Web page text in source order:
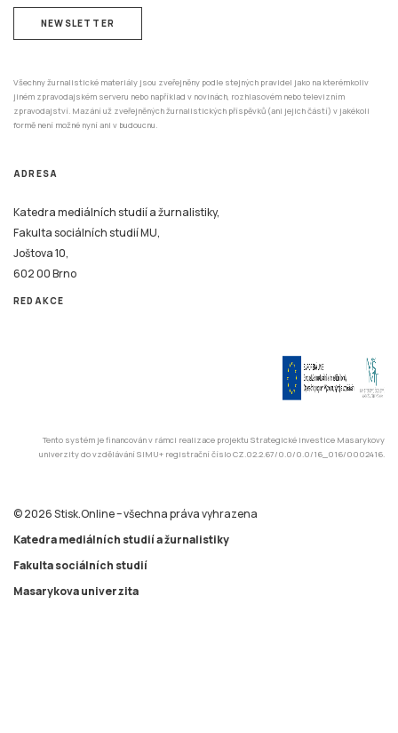
NEWSLETTER
Všechny žurnalistické materiály jsou zveřejněny podle stejných pravidel jako na kterémkoliv
jiném zpravodajském serveru nebo například v novinách, rozhlasovém nebo televizním
zpravodajství. Mazání už zveřejněných žurnalistických příspěvků (ani jejich částí) v jakékoli
formě není možné nyní ani v budoucnu.
ADRESA
Katedra mediálních studií a žurnalistiky,
Fakulta sociálních studií MU,
Joštova 10,
602 00 Brno
REDAKCE
Tento systém je financován v rámci realizace projektu Strategické investice Masarykovy
univerzity do vzdělávání SIMU+ registrační číslo CZ.02.2.67/0.0/0.0/16_016/0002416.
© 2026 Stisk.Online – všechna práva vyhrazena
Katedra mediálních studií a žurnalistiky
Fakulta sociálních studií
Masarykova univerzita